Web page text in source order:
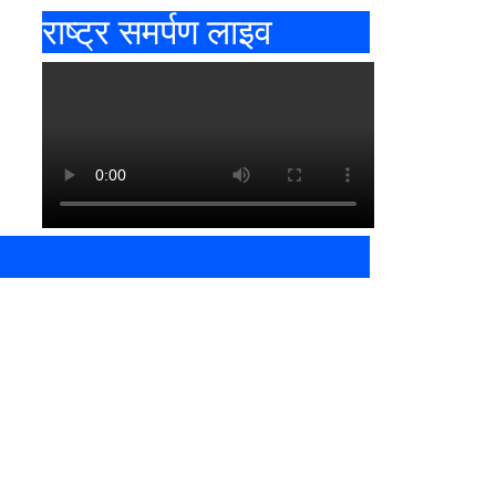
राष्ट्र समर्पण लाइव